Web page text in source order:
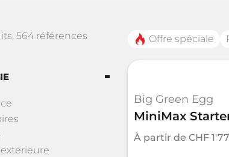
564 références Offre spéciale
Big Green Egg
MiniMax
À partir de CHF